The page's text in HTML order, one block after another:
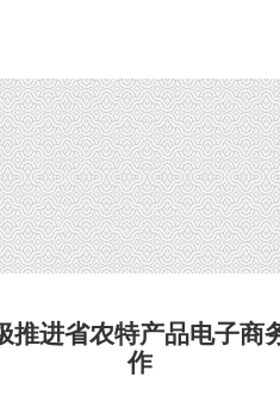
推进省农特产品电子商
作